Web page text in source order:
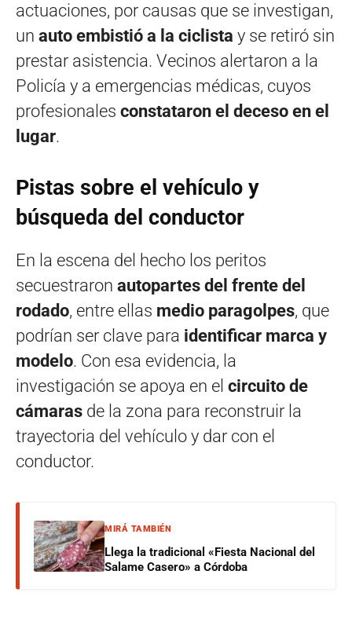
actuaciones, por causas que se investigan,
un auto embistió a la ciclista y se retiró sin
prestar asistencia. Vecinos alertaron a la
Policía y a emergencias médicas, cuyos
profesionales constataron el deceso en el
lugar.
Pistas sobre el vehículo y
búsqueda del conductor
En la escena del hecho los peritos
secuestraron autopartes del frente del
rodado, entre ellas medio paragolpes, que
podrían ser clave para identificar marca y
modelo. Con esa evidencia, la
investigación se apoya en el circuito de
cámaras de la zona para reconstruir la
trayectoria del vehículo y dar con el
conductor.
MIRÁ TAMBIÉN
Llega la tradicional «Fiesta Nacional del
Salame Casero» a Córdoba